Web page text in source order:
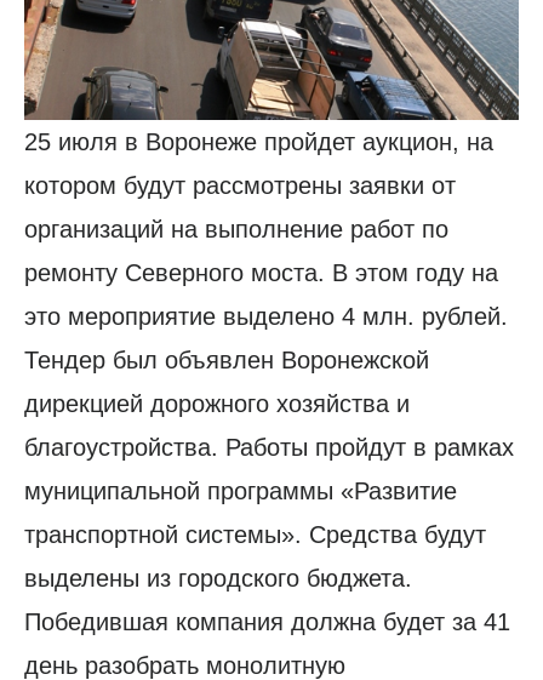
25 июля в Воронеже пройдет аукцион, на
котором будут рассмотрены заявки от
организаций на выполнение работ по
ремонту Северного моста. В этом году на
это мероприятие выделено 4 млн. рублей.
Тендер был объявлен Воронежской
дирекцией дорожного хозяйства и
благоустройства. Работы пройдут в рамках
муниципальной программы «Развитие
транспортной системы». Средства будут
выделены из городского бюджета.
Победившая компания должна будет за 41
день разобрать монолитную